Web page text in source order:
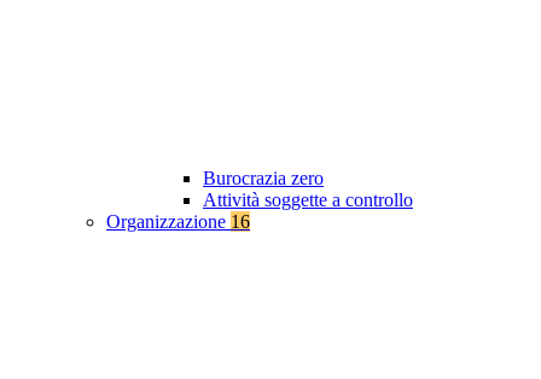
Burocrazia zero
Attività soggette a controllo
Organizzazione 16